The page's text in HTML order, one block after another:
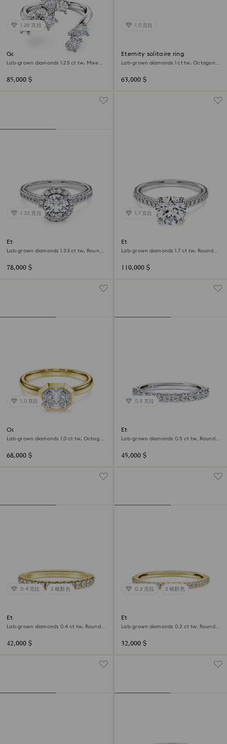
1.25 克拉
Galaxy bypass ring
Lab-grown diamonds 1.25 ct tw, Mixed
85,000 $
1.0 克拉
Eternity solitaire ring
Lab-grown diamonds 1 ct tw, Octagon
63,000 $
1.33 克拉
Eternity halo solitaire ring
Lab-grown diamonds 1.33 ct tw, Round
78,000 $
1.7 克拉
Eternity solitaire ring
Lab-grown diamonds 1.7 ct tw, Round
110,000 $
1.0 克拉
Octagon bezel ring
Lab-grown diamonds 1.0 ct tw, Octagon
68,000 $
0.5 克拉
Eternity band ring
Lab-grown diamonds 0.5 ct tw, Round
45,000 $
0.4 克拉 2 種顏色
Eternity band ring
Lab-grown diamonds 0.4 ct tw, Round
42,000 $
0.2 克拉 2 種顏色
Eternity band ring
Lab-grown diamonds 0.2 ct tw, Round
32,000 $